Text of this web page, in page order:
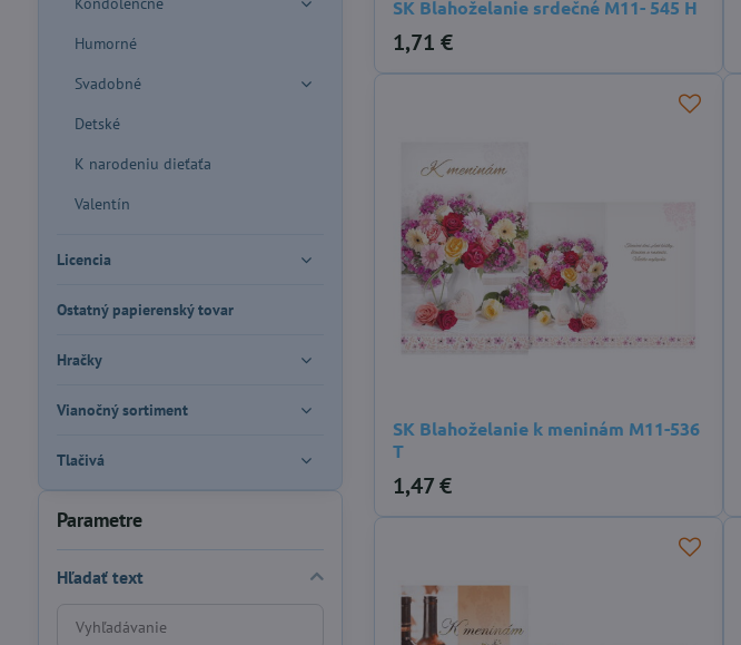
SK Blahoželanie srdečné M11- 545 H
1,71 €
SK Blahoželanie k meninám M11-536
T
1,47 €
Parametre
Hľadať text
Prehľadať
Humorné
Svadobné
Detské
K narodeniu dieťaťa
Valentín
Licencia
Ostatný papierenský tovar
Hračky
Vianočný sortiment
Tlačivá